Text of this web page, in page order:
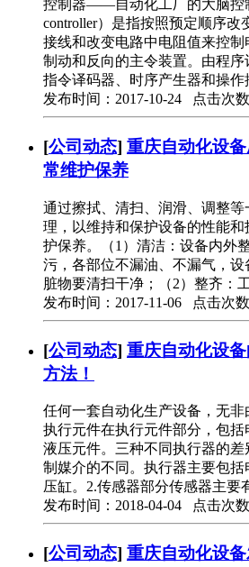
控制器——自动化工厂的大脑控
controller）是指按照预定顺序改
接线和改变电路中电阻值来控制
制动和反向的主令装置。由程序
指令译码器、时序产生器和操作
发布时间：2017-10-24 点击次
[公司动态] 重庆自动化设
常维护保养
通过擦拭、清扫、润滑、调整
理，以维持和保护设备的性能
护保养。（1）清洁：设备内外
污，各部位不漏油、不漏气，设
脏物要清扫干净；（2）整齐：
发布时间：2017-11-06 点击次
[公司动态] 重庆自动化设
方法！
任何一套自动化生产设备，无非
执行元件在执行元件部分，包
液压元件。三种不同执行器的
制媒介的不同。执行器主要包
压缸。2.传感器部分传感器主要
发布时间：2018-04-04 点击次
[公司动态] 重庆自动化设